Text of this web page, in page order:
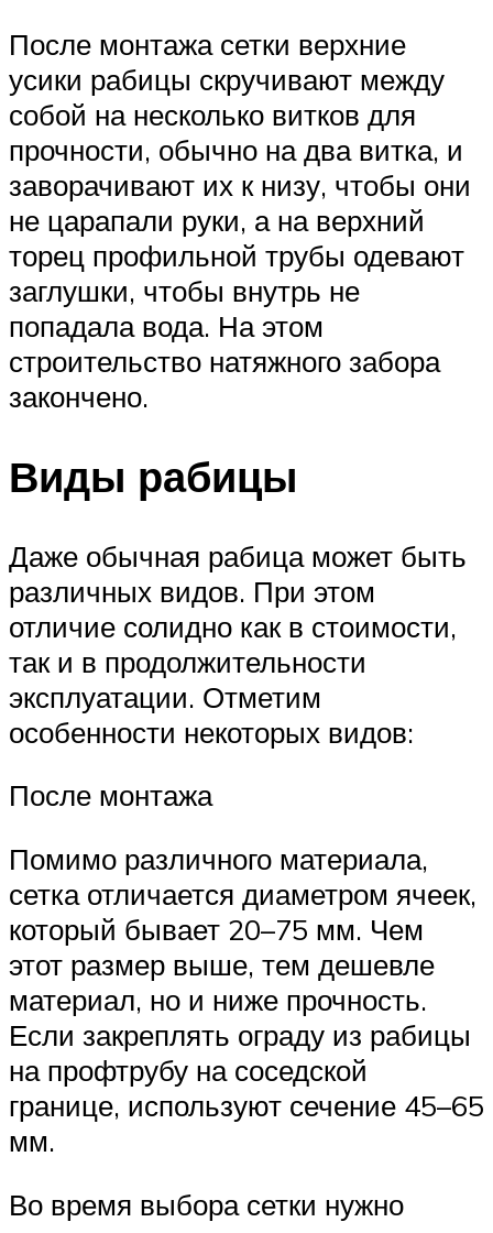
После монтажа сетки верхние
усики рабицы скручивают между
собой на несколько витков для
прочности, обычно на два витка, и
заворачивают их к низу, чтобы они
не царапали руки, а на верхний
торец профильной трубы одевают
заглушки, чтобы внутрь не
попадала вода. На этом
строительство натяжного забора
закончено.
Виды рабицы
Даже обычная рабица может быть
различных видов. При этом
отличие солидно как в стоимости,
так и в продолжительности
эксплуатации. Отметим
особенности некоторых видов:
После монтажа
Помимо различного материала,
сетка отличается диаметром ячеек,
который бывает 20–75 мм. Чем
этот размер выше, тем дешевле
материал, но и ниже прочность.
Если закреплять ограду из рабицы
на профтрубу на соседской
границе, используют сечение 45–65
мм.
Во время выбора сетки нужно